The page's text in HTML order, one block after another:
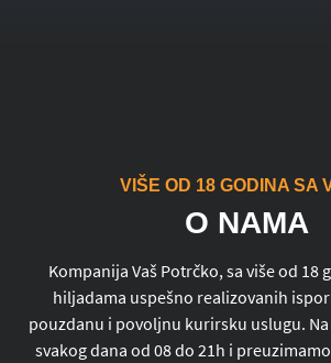
VIŠE OD 18 GODINA SA
O NAMA
Kompanija Vaš Potrčko, sa više od 18
hiljadama uspešno realizovanih
pouzdanu i povoljnu kurirsku uslugu.
svakog dana od 08 do 21h i